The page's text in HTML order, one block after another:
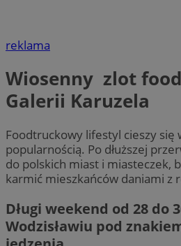
reklama
Wiosenny zlot
Galerii Karuzela
Foodtruckowy lifestyl cieszy się
popularnością. Po dłuższej
do polskich miast i miasteczek,
karmić mieszkańców daniami z
Długi weekend od 28 do
Wodzisławiu pod